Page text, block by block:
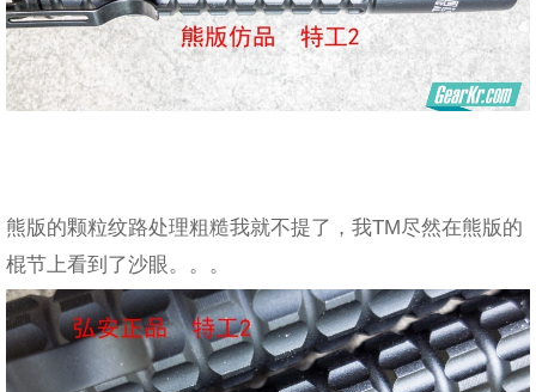
熊版的颗粒纹路处理粗糙我就不提了，我TM尽然在熊版的
棍节上看到了沙眼。。。